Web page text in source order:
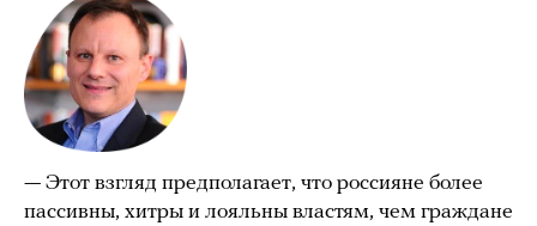
— Этот взгляд предполагает, что россияне более
пассивны, хитры и лояльны властям, чем граждане